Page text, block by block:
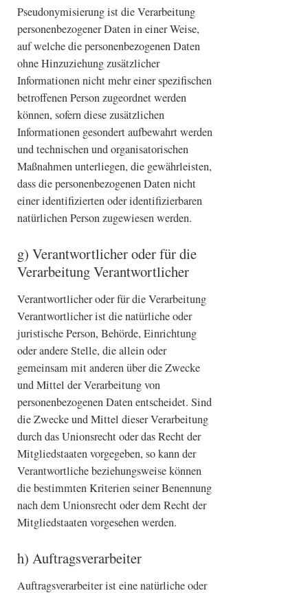
Pseudonymisierung ist die Verarbeitung
personenbezogener Daten in einer Weise,
auf welche die personenbezogenen Daten
ohne Hinzuziehung zusätzlicher
Informationen nicht mehr einer spezifischen
betroffenen Person zugeordnet werden
können, sofern diese zusätzlichen
Informationen gesondert aufbewahrt werden
und technischen und organisatorischen
Maßnahmen unterliegen, die gewährleisten,
dass die personenbezogenen Daten nicht
einer identifizierten oder identifizierbaren
natürlichen Person zugewiesen werden.
g) Verantwortlicher oder für die
Verarbeitung Verantwortlicher
Verantwortlicher oder für die Verarbeitung
Verantwortlicher ist die natürliche oder
juristische Person, Behörde, Einrichtung
oder andere Stelle, die allein oder
gemeinsam mit anderen über die Zwecke
und Mittel der Verarbeitung von
personenbezogenen Daten entscheidet. Sind
die Zwecke und Mittel dieser Verarbeitung
durch das Unionsrecht oder das Recht der
Mitgliedstaaten vorgegeben, so kann der
Verantwortliche beziehungsweise können
die bestimmten Kriterien seiner Benennung
nach dem Unionsrecht oder dem Recht der
Mitgliedstaaten vorgesehen werden.
h) Auftragsverarbeiter
Auftragsverarbeiter ist eine natürliche oder